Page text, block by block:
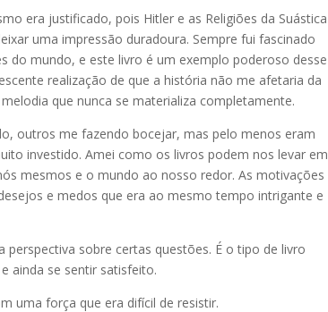
era justificado, pois Hitler e as Religiões da Suástica
uma impressão duradoura. Sempre fui fascinado
do mundo, e este livro é um exemplo poderoso desse
realização de que a história não me afetaria da
que nunca se materializa completamente.
outros me fazendo bocejar, mas pelo menos eram
investido. Amei como os livros podem nos levar em
mesmos e o mundo ao nosso redor. As motivações
e medos que era ao mesmo tempo intrigante e
sobre certas questões. É o tipo de livro
ainda se sentir satisfeito.
uma força que era difícil de resistir.